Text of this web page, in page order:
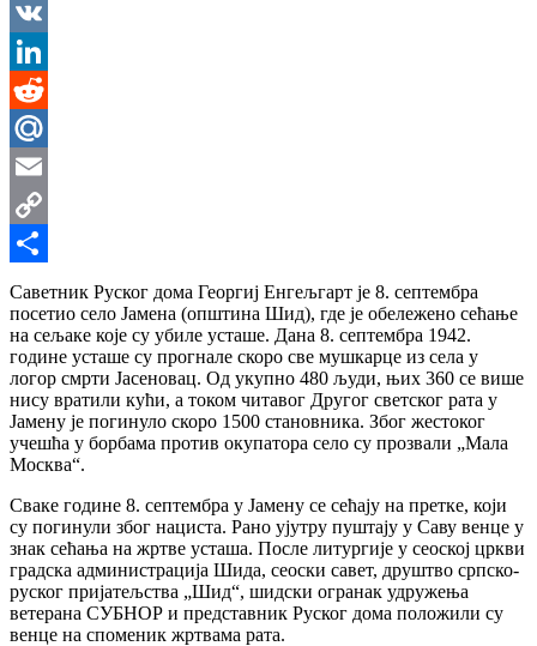
Messenger
VK
LinkedIn
Reddit
Mail.Ru
Email
Copy
Link
Share
Саветник Руског дома Георгиј Енгељгарт је 8. септембра
посетио село Јамена (општина Шид), где је обележено сећање
на сељаке које су убиле усташе. Дана 8. септембра 1942.
године усташе су прогнале скоро све мушкарце из села у
логор смрти Јасеновац. Од укупно 480 људи, њих 360 се више
нису вратили кући, а током читавог Другог светског рата у
Јамену је погинуло скоро 1500 становника. Због жестоког
учешћа у борбама против окупатора село су прозвали „Мала
Москва“.
Сваке године 8. септембра у Јамену се сећају на претке, који
су погинули због нациста. Рано ујутру пуштају у Саву венце у
знак сећања на жртве усташа. После литургије у сеоској цркви
градска администрација Шида, сеоски савет, друштво српско-
руског пријатељства „Шид“, шидски огранак удружења
ветерана СУБНОР и представник Руског дома положили су
венце на споменик жртвама рата.